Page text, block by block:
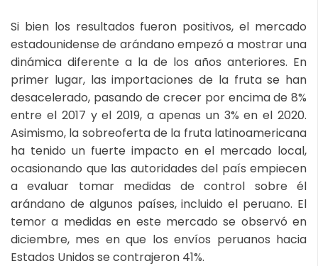
Si bien los resultados fueron positivos, el mercado
estadounidense de arándano empezó a mostrar una
dinámica diferente a la de los años anteriores. En
primer lugar, las importaciones de la fruta se han
desacelerado, pasando de crecer por encima de 8%
entre el 2017 y el 2019, a apenas un 3% en el 2020.
Asimismo, la sobreoferta de la fruta latinoamericana
ha tenido un fuerte impacto en el mercado local,
ocasionando que las autoridades del país empiecen
a evaluar tomar medidas de control sobre él
arándano de algunos países, incluido el peruano. El
temor a medidas en este mercado se observó en
diciembre, mes en que los envíos peruanos hacia
Estados Unidos se contrajeron 41%.